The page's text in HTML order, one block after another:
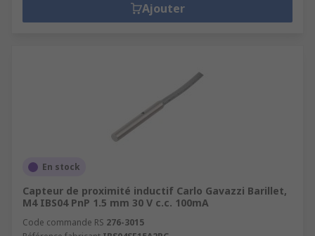
Ajouter
En stock
Capteur de proximité inductif Carlo Gavazzi Barillet,
M4 IBS04 PnP 1.5 mm 30 V c.c. 100mA
Code commande RS 276-3015